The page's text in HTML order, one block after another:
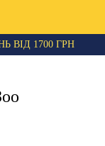
ВІД 1700 ГРН